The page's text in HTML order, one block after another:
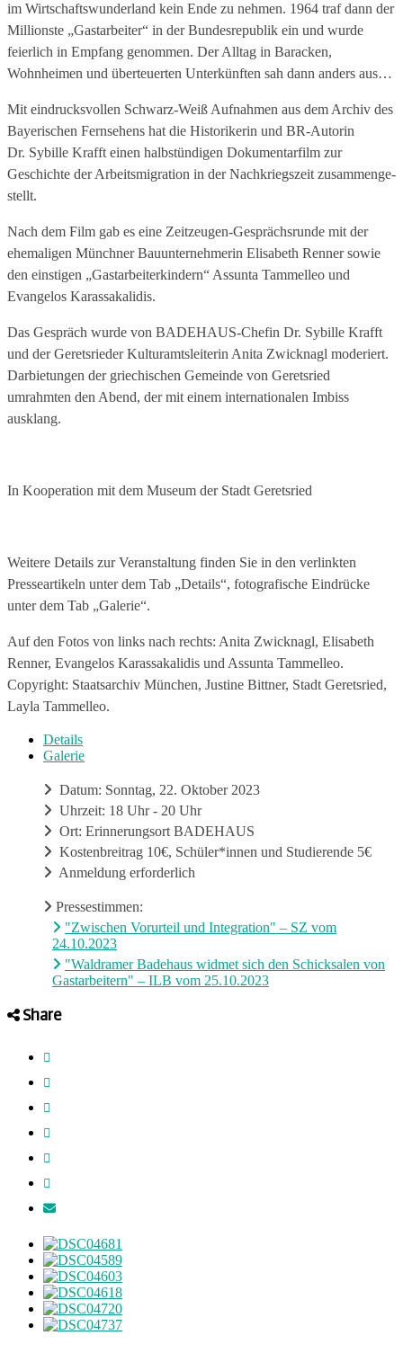
im Wirtschaftswunderland kein Ende zu nehmen. 1964 traf dann der
Millionste „Gast­arbeiter“ in der Bundesrepu­blik ein und wurde
feierlich in Empfang genommen. Der All­tag in Baracken,
Wohnheimen und überteuerten Unterkünf­ten sah dann anders aus…
Mit eindrucksvollen Schwarz-­Weiß­ Aufnahmen aus dem Archiv des
Bayerischen Fernse­hens hat die Historikerin und BR-­Autorin
Dr. Sybille Krafft einen halbstündigen Doku­mentarfilm zur
Geschichte der Arbeitsmigration in der Nachkriegszeit zusammenge­
stellt.
Nach dem Film gab es eine Zeitzeugen-Gesprächsrunde mit der
ehemaligen Münchner Bauunternehmerin Elisabeth Renner sowie
den einstigen „Gastarbeiterkindern“ Assunta Tammelleo und
Evangelos Karassakalidis.
Das Gespräch wurde von BADEHAUS-Chefin Dr. Sybille Krafft
und der Geretsrieder Kulturamtsleiterin Anita Zwicknagl moderiert.
Darbietungen der griechischen Gemeinde von Geretsried
umrahmten den Abend, der mit einem internationalen Imbiss
ausklang.
In Kooperation mit dem Museum der Stadt Geretsried
Weitere Details zur Veranstaltung finden Sie in den verlinkten
Presseartikeln unter dem Tab „Details“, fotografische Eindrücke
unter dem Tab „Galerie“.
Auf den Fotos von links nach rechts: Anita Zwicknagl, Elisabeth
Renner, Evangelos Karassakalidis und Assunta Tammelleo.
Copyright: Staatsarchiv München, Justine Bittner, Stadt Geretsried,
Layla Tammelleo.
Details
Galerie
Datum: Sonntag, 22. Oktober 2023
Uhrzeit: 18 Uhr - 20 Uhr
Ort: Erinnerungsort BADEHAUS
Kostenbreitrag 10€, Schüler*innen und Studierende 5€
Anmeldung erforderlich
Pressestimmen:
"Zwischen Vorurteil und Integration" – SZ vom
24.10.2023
"Waldramer Badehaus widmet sich den Schicksalen von
Gastarbeitern" – ILB vom 25.10.2023
Share